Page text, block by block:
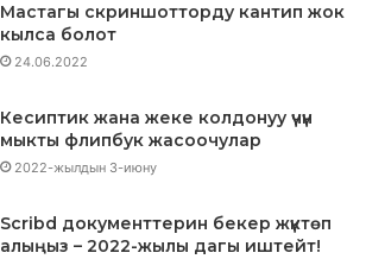
Macтагы скриншотторду кантип жок
кылса болот
24.06.2022
Кесиптик жана жеке колдонуу үчүн
мыкты флипбук жасоочулар
2022-жылдын 3-июну
Scribd документтерин бекер жүктөп
алыңыз – 2022-жылы дагы иштейт!